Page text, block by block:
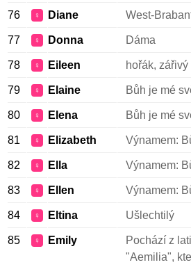
76 ♀ Diane West-
77 ♀ Donna Dáma
78 ♀ Eileen hořák, zářivý
79 ♀ Elaine Bůh je mé
80 ♀ Elena Bůh je mé
81 ♀ Elizabeth Výnamem:
82 ♀ Ella Výnamem:
83 ♀ Ellen Výnamem:
84 ♀ Eltina Ušlechtilý
85 ♀ Emily
Pochází z
"Aemilia",